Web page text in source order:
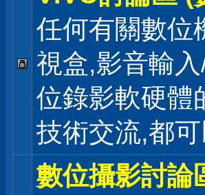
任何有關數位
視盒,影音輸
位錄影軟硬體
技術交流,都
數位攝影討論